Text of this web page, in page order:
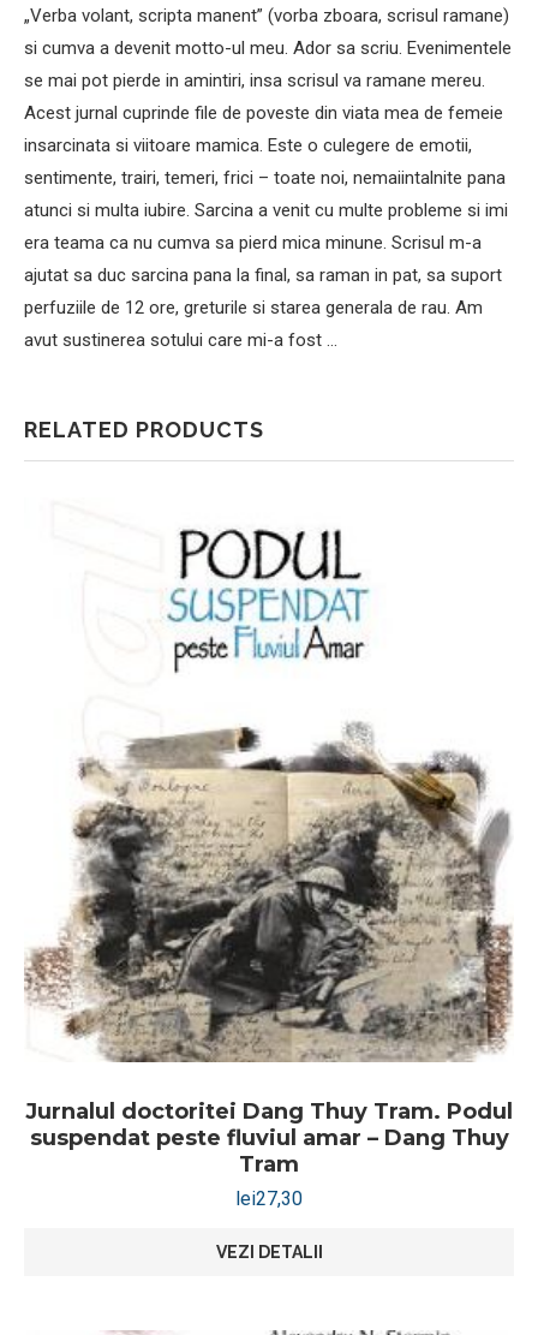
„Verba volant, scripta manent” (vorba zboara, scrisul ramane)
si cumva a devenit motto-ul meu. Ador sa scriu. Evenimentele
se mai pot pierde in amintiri, insa scrisul va ramane mereu.
Acest jurnal cuprinde file de poveste din viata mea de femeie
insarcinata si viitoare mamica. Este o culegere de emotii,
sentimente, trairi, temeri, frici – toate noi, nemaiintalnite pana
atunci si multa iubire. Sarcina a venit cu multe probleme si imi
era teama ca nu cumva sa pierd mica minune. Scrisul m-a
ajutat sa duc sarcina pana la final, sa raman in pat, sa suport
perfuziile de 12 ore, greturile si starea generala de rau. Am
avut sustinerea sotului care mi-a fost …
RELATED PRODUCTS
Jurnalul doctoritei Dang Thuy Tram. Podul
suspendat peste fluviul amar – Dang Thuy
Tram
lei27,30
VEZI DETALII